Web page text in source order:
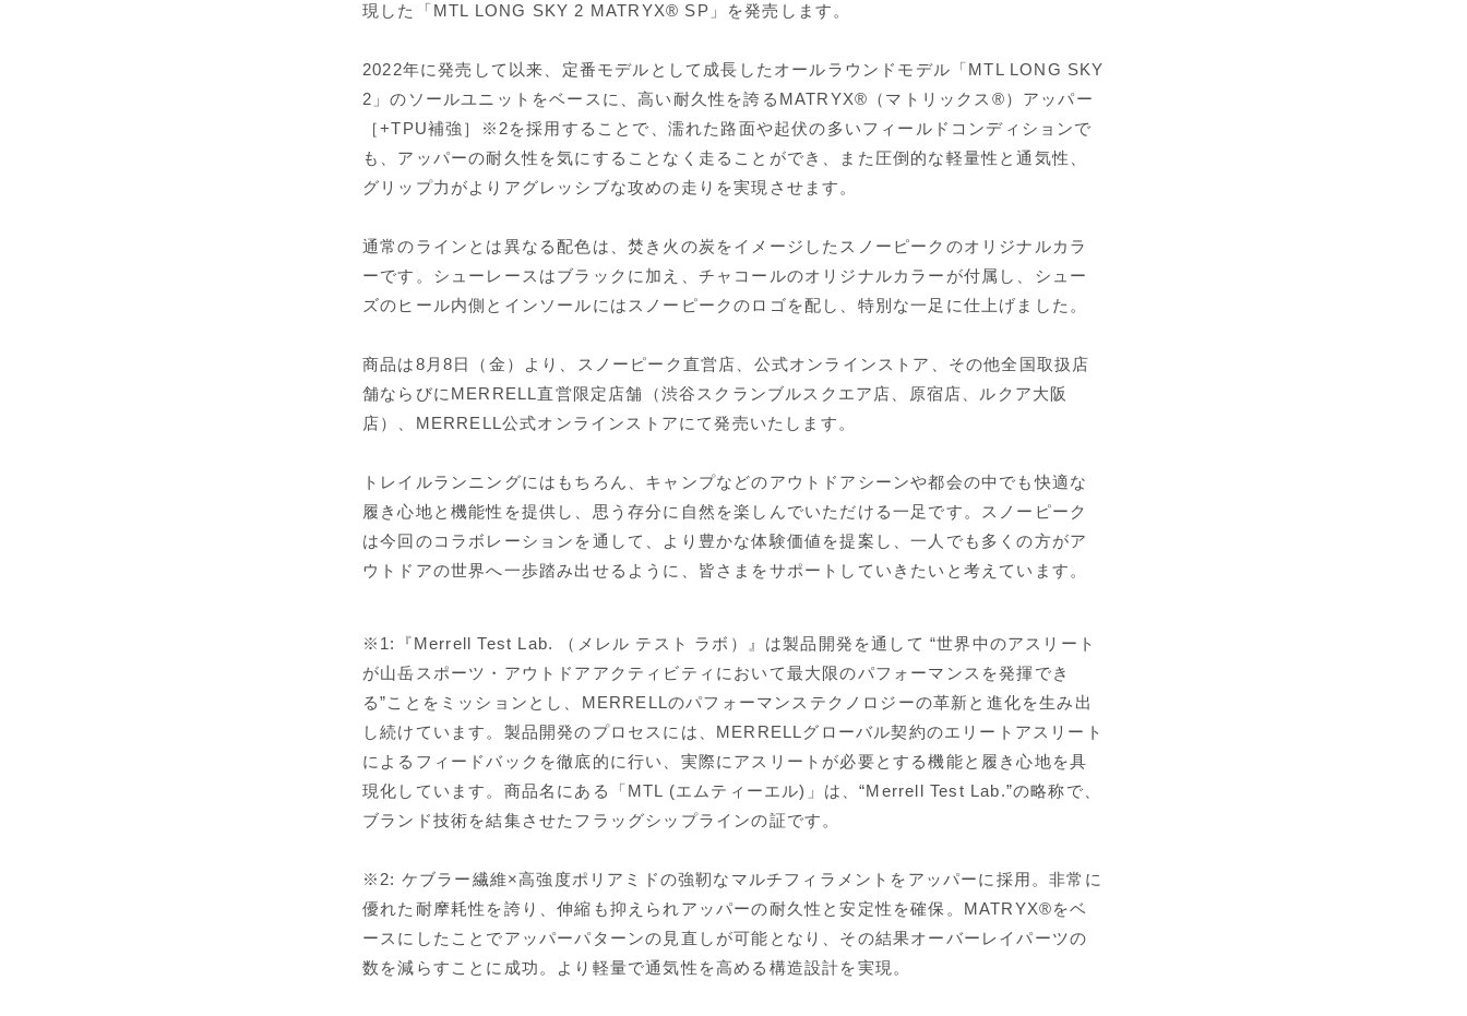
現した「MTL LONG SKY 2 MATRYX® SP」を発売します。
2022年に発売して以来、定番モデルとして成長したオールラウンドモデル「MTL LONG SKY
2」のソールユニットをベースに、高い耐久性を誇るMATRYX®（マトリックス®）アッパー
［+TPU補強］※2を採用することで、濡れた路面や起伏の多いフィールドコンディションで
も、アッパーの耐久性を気にすることなく走ることができ、また圧倒的な軽量性と通気性、
グリップ力がよりアグレッシブな攻めの走りを実現させます。
通常のラインとは異なる配色は、焚き火の炭をイメージしたスノーピークのオリジナルカラ
ーです。シューレースはブラックに加え、チャコールのオリジナルカラーが付属し、シュー
ズのヒール内側とインソールにはスノーピークのロゴを配し、特別な一足に仕上げました。
商品は8月8日（金）より、スノーピーク直営店、公式オンラインストア、その他全国取扱店
舗ならびにMERRELL直営限定店舗（渋谷スクランブルスクエア店、原宿店、ルクア大阪
店）、MERRELL公式オンラインストアにて発売いたします。
トレイルランニングにはもちろん、キャンプなどのアウトドアシーンや都会の中でも快適な
履き心地と機能性を提供し、思う存分に自然を楽しんでいただける一足です。スノーピーク
は今回のコラボレーションを通して、より豊かな体験価値を提案し、一人でも多くの方がア
ウトドアの世界へ一歩踏み出せるように、皆さまをサポートしていきたいと考えています。
※1:『Merrell Test Lab. （メレル テスト ラボ）』は製品開発を通して “世界中のアスリート
が山岳スポーツ・アウトドアアクティビティにおいて最大限のパフォーマンスを発揮でき
る”ことをミッションとし、MERRELLのパフォーマンステクノロジーの革新と進化を生み出
し続けています。製品開発のプロセスには、MERRELLグローバル契約のエリートアスリート
によるフィードバックを徹底的に行い、実際にアスリートが必要とする機能と履き心地を具
現化しています。商品名にある「MTL (エムティーエル)」は、“Merrell Test Lab.”の略称で、
ブランド技術を結集させたフラッグシップラインの証です。
※2: ケブラー繊維×高強度ポリアミドの強靭なマルチフィラメントをアッパーに採用。非常に
優れた耐摩耗性を誇り、伸縮も抑えられアッパーの耐久性と安定性を確保。MATRYX®をベ
ースにしたことでアッパーパターンの見直しが可能となり、その結果オーバーレイパーツの
数を減らすことに成功。より軽量で通気性を高める構造設計を実現。